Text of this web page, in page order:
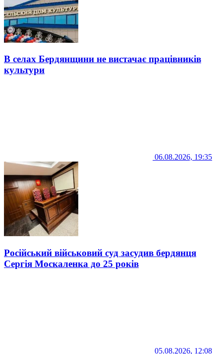
В селах Бердянщини не вистачає працівників
культури
06.08.2026, 19:35
Російський військовий суд засудив бердянця
Сергія Москаленка до 25 років
05.08.2026, 12:08